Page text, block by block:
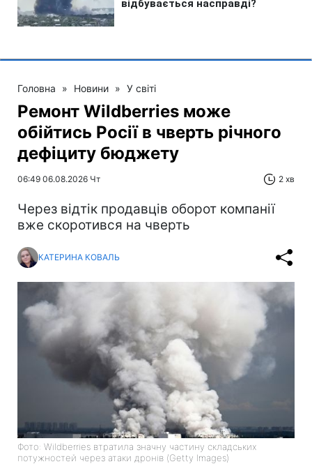
Головна » Новини » У світі
Ремонт Wildberries може
обійтись Росії в чверть річного
дефіциту бюджету
06:49 06.08.2026 Чт 2 хв
Через відтік продавців оборот компанії
вже скоротився на чверть
КАТЕРИНА КОВАЛЬ
Фото: Wildberries втратила значну частину складських
потужностей через атаки дронів (Getty Images)